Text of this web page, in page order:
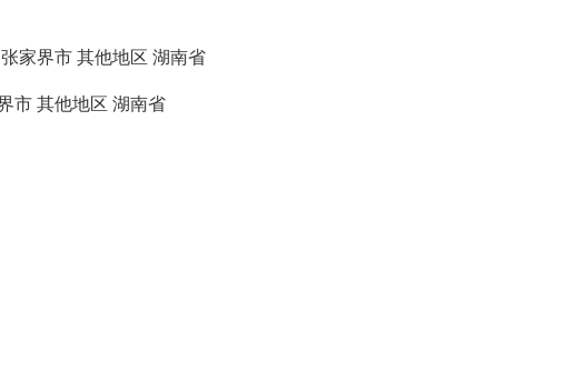
张家界市 其他地区 湖南省
市 其他地区 湖南省